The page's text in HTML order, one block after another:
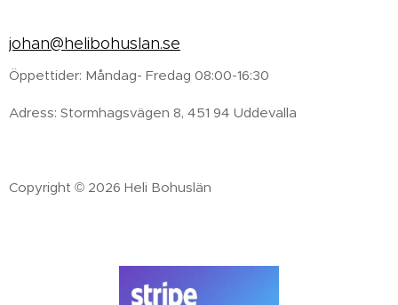
johan@helibohuslan.se
Öppettider: Måndag- Fredag 08:00-16:30
Adress: Stormhagsvägen 8, 451 94 Uddevalla
Copyright © 2026 Heli Bohuslän